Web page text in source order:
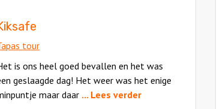
tour
is ons heel goed bevallen en het was
geslaagde dag! Het weer was het enige
maar daar ... Lees verder